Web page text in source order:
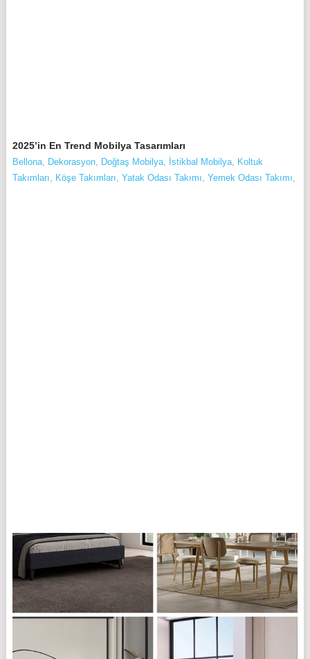
2025’in En Trend Mobilya Tasarımları
Bellona, Dekorasyon, Doğtaş Mobilya, İstikbal Mobilya, Koltuk
Takımları, Köşe Takımları, Yatak Odası Takımı, Yemek Odası Takımı,